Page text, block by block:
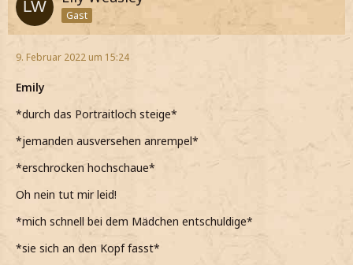
Gast
9. Februar 2022 um 15:24
Emily
*durch das Portraitloch steige*
*jemanden ausversehen anrempel*
*erschrocken hochschaue*
Oh nein tut mir leid!
*mich schnell bei dem Mädchen entschuldige*
*sie sich an den Kopf fasst*